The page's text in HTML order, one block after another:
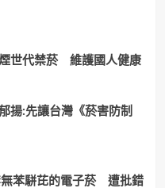
世代禁菸 維護國人健康
揚:先讓台灣《菸害防制
無苯駢芘的電子菸 遭批錯